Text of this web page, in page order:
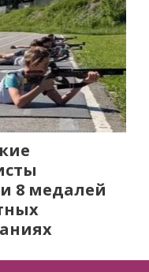
8 медалей